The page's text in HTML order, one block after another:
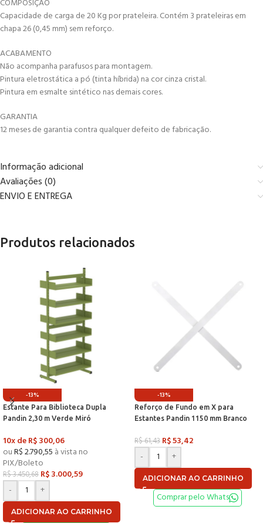
COMPOSIÇÃO
Capacidade de carga de 20 Kg por prateleira. Contém 3 prateleiras em
chapa 26 (0,45 mm) sem reforço.
ACABAMENTO
Não acompanha parafusos para montagem.
Pintura eletrostática a pó (tinta híbrida) na cor cinza cristal.
Pintura em esmalte sintético nas demais cores.
GARANTIA
12 meses de garantia contra qualquer defeito de fabricação.
Informação adicional
Avaliações (0)
ENVIO E ENTREGA
Produtos relacionados
-13%
Estante Para Biblioteca Dupla
Pandin 2,30 m Verde Miró
10x deR$300,06
ouR$2.790,55 à vista no
PIX/Boleto
R$3.450,68 R$3.000,59
-
+
ADICIONAR AO CARRINHO
-13%
Reforço de Fundo em X para
Estantes Pandin 1150 mm Branco
R$61,43 R$53,42
-
+
ADICIONAR AO CARRINHO
Comprar pelo Whats